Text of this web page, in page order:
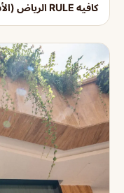
كافيه RULE الرياض (الأسعار + المنيو + الموقع )